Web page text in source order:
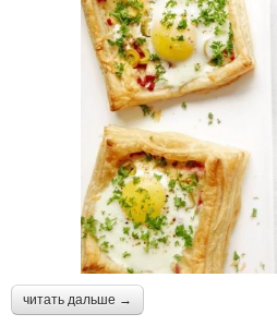
читать дальше →